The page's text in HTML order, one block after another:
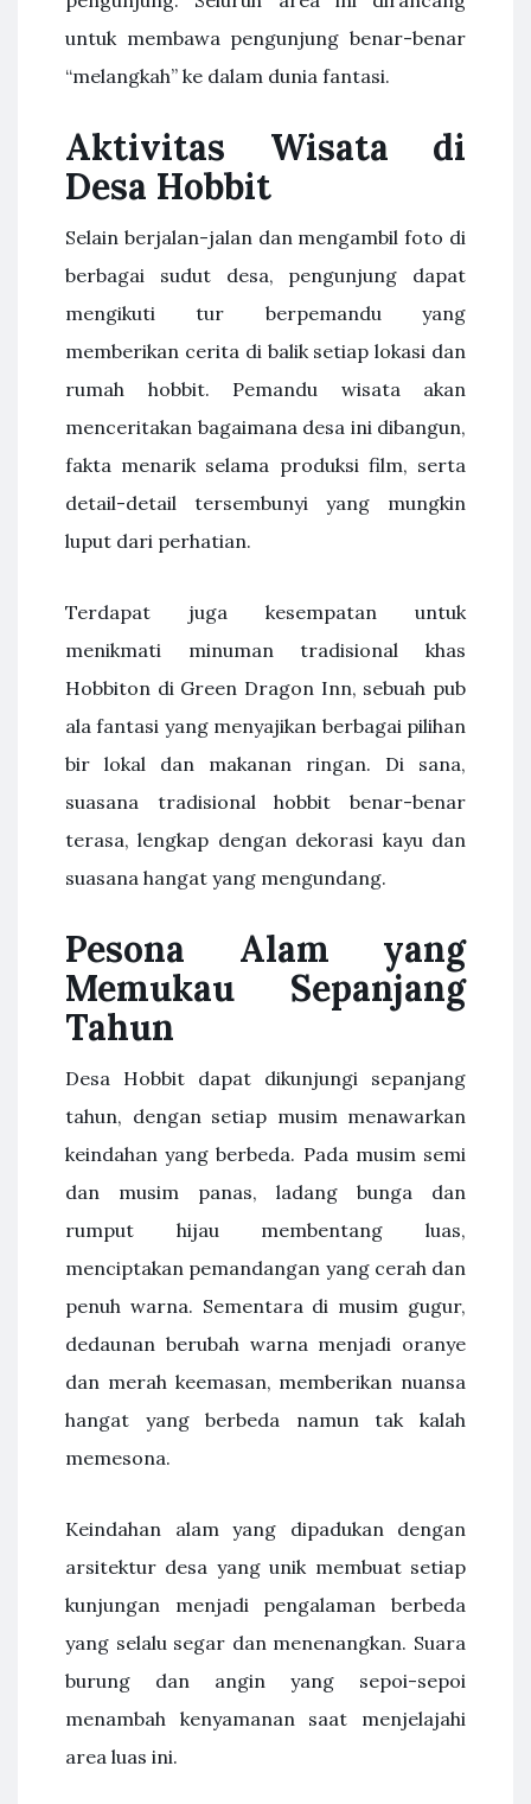
untuk membawa pengunjung benar-benar
“melangkah” ke dalam dunia fantasi.
Aktivitas Wisata di
Desa Hobbit
Selain berjalan-jalan dan mengambil foto di
berbagai sudut desa, pengunjung dapat
mengikuti tur berpemandu yang
memberikan cerita di balik setiap lokasi dan
rumah hobbit. Pemandu wisata akan
menceritakan bagaimana desa ini dibangun,
fakta menarik selama produksi film, serta
detail-detail tersembunyi yang mungkin
luput dari perhatian.
Terdapat juga kesempatan untuk
menikmati minuman tradisional khas
Hobbiton di Green Dragon Inn, sebuah pub
ala fantasi yang menyajikan berbagai pilihan
bir lokal dan makanan ringan. Di sana,
suasana tradisional hobbit benar-benar
terasa, lengkap dengan dekorasi kayu dan
suasana hangat yang mengundang.
Pesona Alam yang
Memukau Sepanjang
Tahun
Desa Hobbit dapat dikunjungi sepanjang
tahun, dengan setiap musim menawarkan
keindahan yang berbeda. Pada musim semi
dan musim panas, ladang bunga dan
rumput hijau membentang luas,
menciptakan pemandangan yang cerah dan
penuh warna. Sementara di musim gugur,
dedaunan berubah warna menjadi oranye
dan merah keemasan, memberikan nuansa
hangat yang berbeda namun tak kalah
memesona.
Keindahan alam yang dipadukan dengan
arsitektur desa yang unik membuat setiap
kunjungan menjadi pengalaman berbeda
yang selalu segar dan menenangkan. Suara
burung dan angin yang sepoi-sepoi
menambah kenyamanan saat menjelajahi
area luas ini.